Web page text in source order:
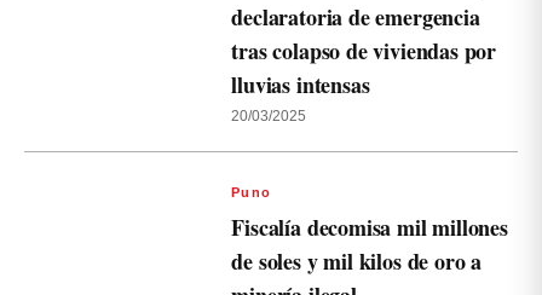
declaratoria de emergencia
tras colapso de viviendas por
lluvias intensas
20/03/2025
Puno
Fiscalía decomisa mil millones
de soles y mil kilos de oro a